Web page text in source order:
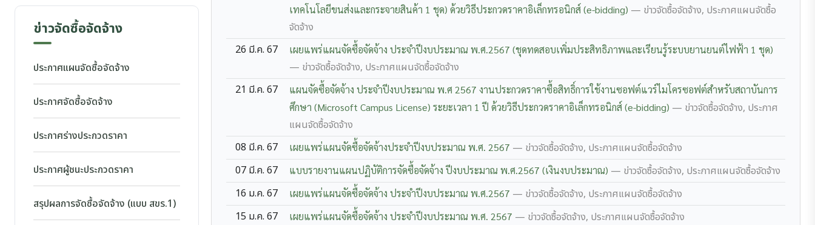
เทคโนโลยีขนส่งและกระจายสินค้า 1 ชุด) ด้วยวิธีประกวดราคาอิเล็กทรอนิกส์ (e-bidding) — ข่าวจัดซื้อจัดจ้าง, ประกาศแผนจัดซื้อ
จัดจ้าง
26 มี.ค. 67
เผยแพร่แผนจัดซื้อจัดจ้าง ประจำปีงบประมาณ พ.ศ.2567 (ชุดทดสอบเพิ่มประสิทธิภาพและเรียนรู้ระบบยานยนต์ไฟฟ้า 1 ชุด)
— ข่าวจัดซื้อจัดจ้าง, ประกาศแผนจัดซื้อจัดจ้าง
21 มี.ค. 67
แผนจัดซื้อจัดจ้าง ประจำปีงบประมาณ พ.ศ 2567 งานประกวดราคาซื้อสิทธิ์การใช้งานซอฟต์แวร์ไมโครซอฟต์สำหรับสถาบันการ
ศึกษา (Microsoft Campus License) ระยะเวลา 1 ปี ด้วยวิธีประกวดราคาอิเล็กทรอนิกส์ (e-bidding) — ข่าวจัดซื้อจัดจ้าง, ประกาศ
แผนจัดซื้อจัดจ้าง
08 มี.ค. 67
เผยแพร่แผนจัดซื้อจัดจ้างประจำปีงบประมาณ พ.ศ. 2567 — ข่าวจัดซื้อจัดจ้าง, ประกาศแผนจัดซื้อจัดจ้าง
07 มี.ค. 67
แบบรายงานแผนปฏิบัติการจัดซื้อจัดจ้าง ปีงบประมาณ พ.ศ.2567 (เงินงบประมาณ) — ข่าวจัดซื้อจัดจ้าง, ประกาศแผนจัดซื้อจัดจ้าง
16 ม.ค. 67
เผยแพร่แผนจัดซื้อจัดจ้าง ประจำปีงบประมาณ พ.ศ.2567 — ข่าวจัดซื้อจัดจ้าง, ประกาศแผนจัดซื้อจัดจ้าง
15 ม.ค. 67
เผยแพร่แผนจัดซื้อจัดจ้าง ประจำปีงบประมาณ พ.ศ. 2567 — ข่าวจัดซื้อจัดจ้าง, ประกาศแผนจัดซื้อจัดจ้าง
ข่าวจัดซื้อจัดจ้าง
ประกาศแผนจัดซื้อจัดจ้าง
ประกาศจัดซื้อจัดจ้าง
ประกาศร่างประกวดราคา
ประกาศผู้ชนะประกวดราคา
สรุปผลการจัดซื้อจัดจ้าง (แบบ สขร.1)